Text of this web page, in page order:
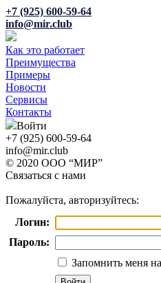
+7 (925) 600-59-64
info@mir.club
Как это работает
Преимущества
Примеры
Новости
Сервисы
Контакты
Войти
+7 (925) 600-59-64
info@mir.club
© 2020 ООО “МИР”
Связаться с нами
Пожалуйста, авторизуйтесь:
Логин:
Пароль:
Запомнить меня